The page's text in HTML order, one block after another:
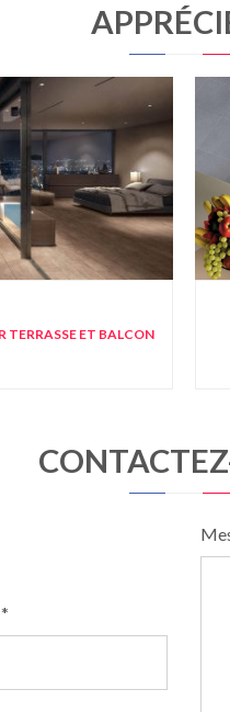
TERRASSE ET BALCON
*